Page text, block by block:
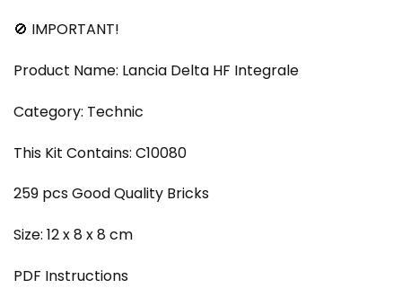
🚫 IMPORTANT!
Product Name: Lancia Delta HF Integrale
Category: Technic
This Kit Contains: C10080
259 pcs Good Quality Bricks
Size: 12 x 8 x 8 cm
PDF Instructions